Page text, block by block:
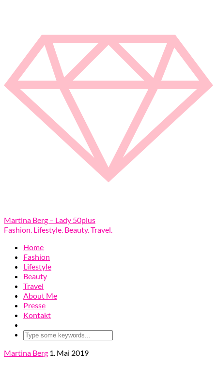
Martina Berg – Lady 50plus
Fashion. Lifestyle. Beauty. Travel.
Home
Fashion
Lifestyle
Beauty
Travel
About Me
Presse
Kontakt
Martina Berg 1. Mai 2019